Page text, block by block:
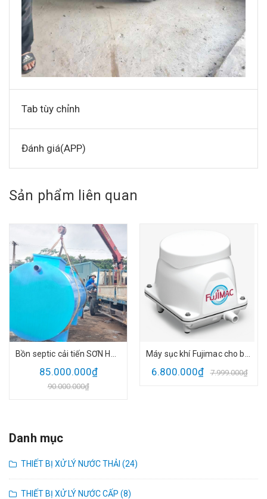
Tab tùy chỉnh
Đánh giá(APP)
Sản phẩm liên quan
85.000.000₫
90.000.000₫
6.800.000₫ 7.999.000₫
Danh mục
THIẾT BỊ XỬ LÝ NƯỚC THẢI (24)
THIẾT BỊ XỬ LÝ NƯỚC CẤP (8)